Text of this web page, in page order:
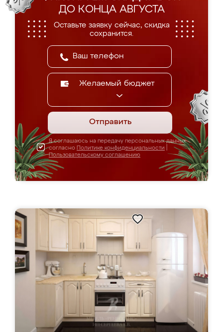
ДО КОНЦА АВГУСТА
Оставьте заявку сейчас, скидка
сохранится.
Желаемый бюджет
Отправить
Я соглашаюсь на передачу персональных данных
согласно Политике конфиденциальности
Пользовательскому соглашению